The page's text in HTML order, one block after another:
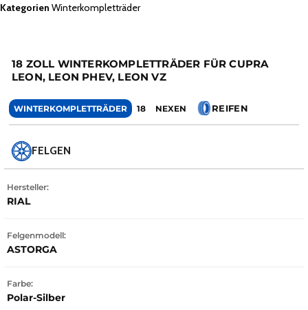
Kategorien Winterkompletträder
18 ZOLL WINTERKOMPLETTRÄDER FÜR CUPRA
LEON, LEON PHEV, LEON VZ
WINTERKOMPLETTRÄDER 18 NEXEN REIFEN
FELGEN
Hersteller:
RIAL
Felgenmodell:
ASTORGA
Farbe:
Polar-Silber